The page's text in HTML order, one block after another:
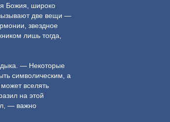
Божия, широко
вызывают две вещи —
звездное
лишь тогда,
— Некоторые
символическим, а
вселять
на этой
— важно